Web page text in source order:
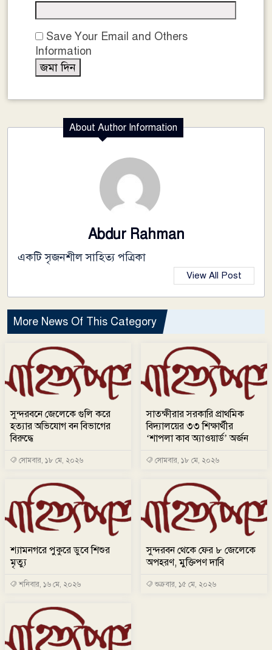
Save Your Email and Others
Information
About Author Information
Abdur Rahman
একটি সৃজনশীল সাহিত্য পত্রিকা
View All Post
More News Of This Category
সুন্দরবনে জেলেকে গুলি করে
হত্যার অভিযোগ বন বিভাগের
বিরুদ্ধে
সোমবার, ১৮ মে, ২০২৬
সাতক্ষীরার সরকারি প্রাথমিক
বিদ্যালয়ের ৩৩ শিক্ষার্থীর
‘শাপলা কাব অ্যাওয়ার্ড’ অর্জন
সোমবার, ১৮ মে, ২০২৬
শ্যামনগরে পুকুরে ডুবে শিশুর
মৃত্যু
শনিবার, ১৬ মে, ২০২৬
সুন্দরবন থেকে ফের ৮ জেলেকে
অপহরণ, মুক্তিপণ দাবি
শুক্রবার, ১৫ মে, ২০২৬